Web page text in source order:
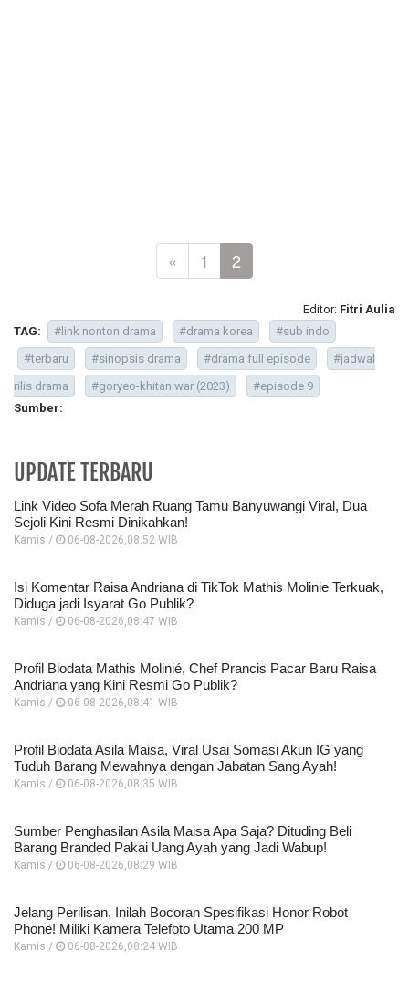
« 1 2
Editor: Fitri Aulia
TAG:
#link nonton drama #drama korea
#sub indo
#terbaru
#sinopsis drama #drama full episode
#jadwal
rilis drama
#goryeo-khitan war (2023)
#episode 9
Sumber:
UPDATE TERBARU
Link Video Sofa Merah Ruang Tamu Banyuwangi Viral, Dua
Sejoli Kini Resmi Dinikahkan!
Kamis / 06-08-2026,08:52 WIB
Isi Komentar Raisa Andriana di TikTok Mathis Molinie Terkuak,
Diduga jadi Isyarat Go Publik?
Kamis / 06-08-2026,08:47 WIB
Profil Biodata Mathis Molinié, Chef Prancis Pacar Baru Raisa
Andriana yang Kini Resmi Go Publik?
Kamis / 06-08-2026,08:41 WIB
Profil Biodata Asila Maisa, Viral Usai Somasi Akun IG yang
Tuduh Barang Mewahnya dengan Jabatan Sang Ayah!
Kamis / 06-08-2026,08:35 WIB
Sumber Penghasilan Asila Maisa Apa Saja? Dituding Beli
Barang Branded Pakai Uang Ayah yang Jadi Wabup!
Kamis / 06-08-2026,08:29 WIB
Jelang Perilisan, Inilah Bocoran Spesifikasi Honor Robot
Phone! Miliki Kamera Telefoto Utama 200 MP
Kamis / 06-08-2026,08:24 WIB